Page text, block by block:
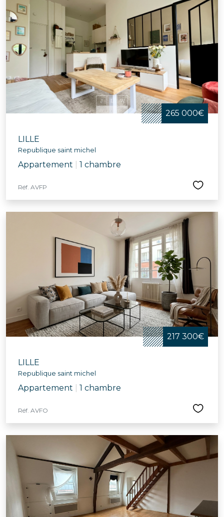
265 000€
LILLE
Republique saint michel
Appartement 1 chambre
Réf. AVFP
217 300€
LILLE
Republique saint michel
Appartement 1 chambre
Réf. AVFO